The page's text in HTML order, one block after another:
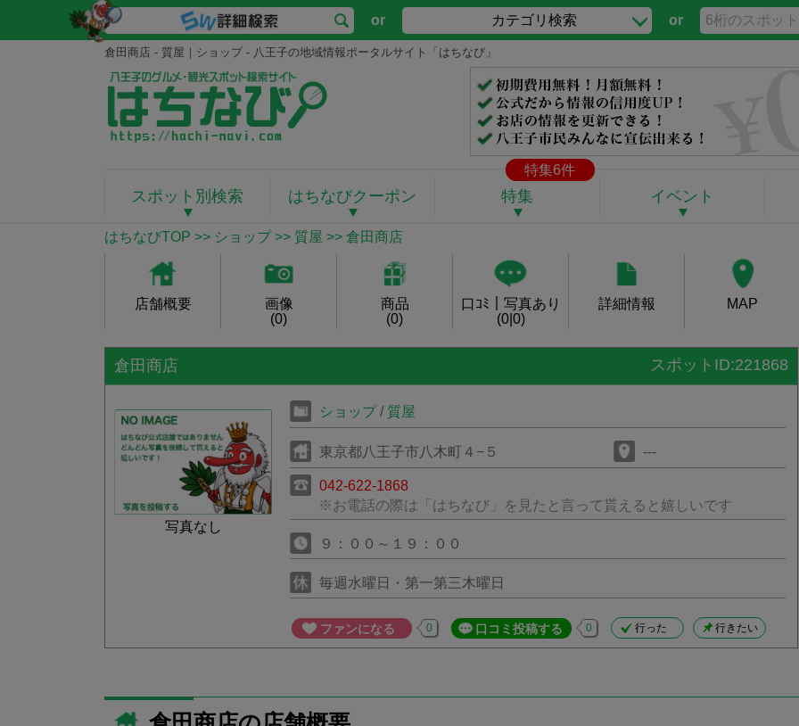
or カテゴリ検索 or
倉田商店 - 質屋｜ショップ - 八王子の地域情報ポータルサイト「はちなび」
特集6件
スポット別検索 はちなびクーポン 特集 イベント
はちなびTOP >> ショップ>> 質屋 >> 倉田商店
店舗概要
画像
(0)
商品
(0)
口ｺﾐ｜写真あり
(0|0)
詳細情報 MAP
倉田商店 スポットID:221868
写真なし
ショップ/ 質屋
東京都八王子市八木町４−５ ---
042-622-1868
※お電話の際は「はちなび」を見たと言って貰えると嬉しいです
９：００～１９：００
毎週水曜日・第一第三木曜日
ファンになる 0 口コミ投稿する 0 行った 行きたい